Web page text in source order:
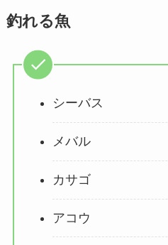
釣れる魚
シーバス
メバル
カサゴ
アコウ